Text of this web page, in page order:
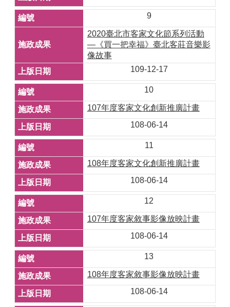
9
2020臺北市客家文化節系列活動
—《買⼀把幸福》臺北客莊音樂影
像故事
109-12-17
10
107年度客家文化創新推廣計畫
108-06-14
11
108年度客家文化創新推廣計畫
108-06-14
12
107年度客家敘事影像放映計畫
108-06-14
13
108年度客家敘事影像放映計畫
108-06-14